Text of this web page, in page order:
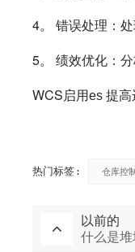
4。错误处理：
5。绩效优化：
WCS启用es 提
热门标签 : 仓库控
以前的
什么是堆